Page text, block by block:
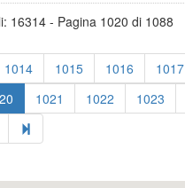
16314 - Pagina 1020 di 1088
1014 1015 1016 1017
1021 1022 1023